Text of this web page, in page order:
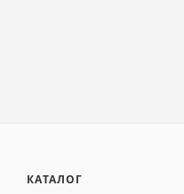
КАТАЛОГ